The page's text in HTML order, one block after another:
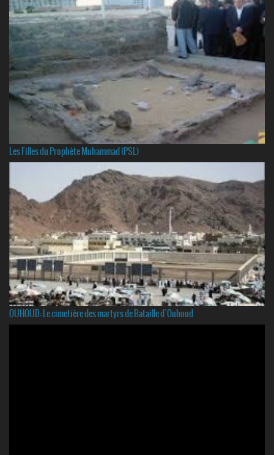
Les Filles du Prophète Muhammad (PSL)
OUHOUD: Le cimetière des martyrs de Bataille d`Ouhoud